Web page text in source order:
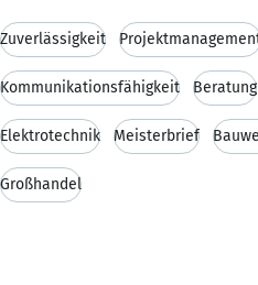
Zuverlässigkeit
Kommunikationsfähigkeit Beratung
Elektrotechnik Meisterbrief
Großhandel